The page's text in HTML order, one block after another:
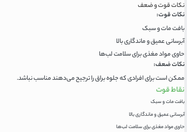
نکات قوت و ضعف
نکات قوت:
بافت مات و سبک
آبرسانی عمیق و ماندگاری بالا
حاوی مواد مغذی برای سلامت لب‌ها
نکات ضعف:
ممکن است برای افرادی که جلوه براق را ترجیح می‌دهند مناسب نباشد.
نقاط قوت
بافت مات و سبک
آبرسانی عمیق و ماندگاری بالا
حاوی مواد مغذی برای سلامت لب‌ها